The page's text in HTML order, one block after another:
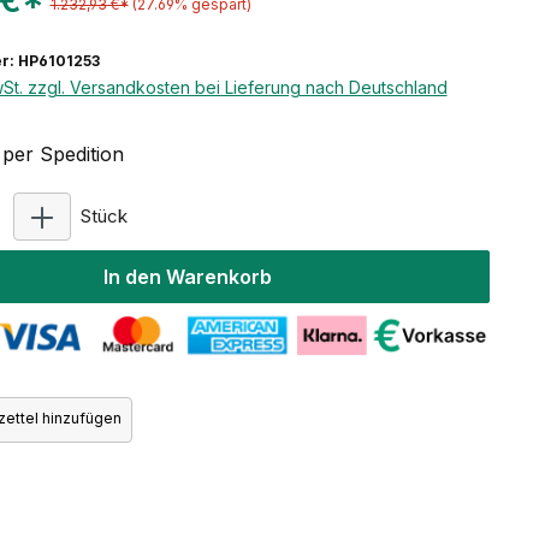
1.232,93 €* (27.69% gespart)
HP6101253
zzgl. Versandkosten bei Lieferung nach Deutschland
Spedition
Stück
In den Warenkorb
hinzufügen